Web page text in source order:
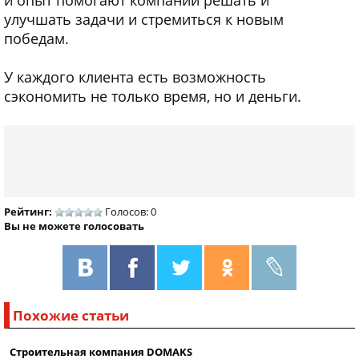
улучшать задачи и стремиться к новым
победам.
У каждого клиента есть возможность
сэкономить не только время, но и деньги.
Рейтинг:
Голосов: 0
Вы не можете голосовать
Похожие статьи
Строительная компания DOMAKS